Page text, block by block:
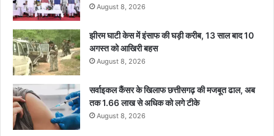
August 8, 2026
झीरम घाटी केस में इंसाफ की घड़ी करीब, 13 साल बाद 10
अगस्त को आखिरी बहस
August 8, 2026
सर्वाइकल कैंसर के खिलाफ छत्तीसगढ़ की मजबूत ढाल, अब
तक 1.66 लाख से अधिक को लगे टीके
August 8, 2026